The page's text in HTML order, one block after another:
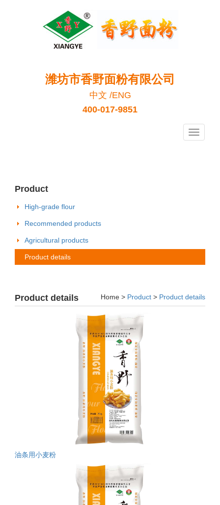
潍坊市香野面粉有限公司
中文 /ENG
400-017-9851
香
Product
High-grade flour
Recommended products
Agricultural products
Product details
Home > Product > Product details
Product details
油条用小麦粉